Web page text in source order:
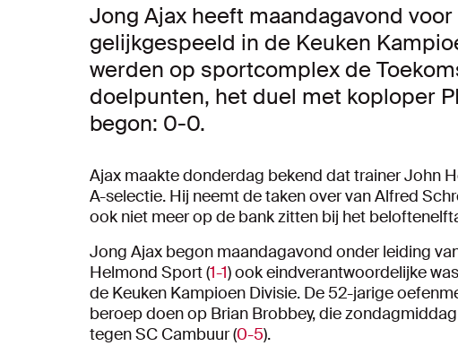
Jong Ajax heeft maandagavond
gelijkgespeeld in de Keuken
werden op sportcomplex de
doelpunten, het duel met koploper
begon: 0-0.
Ajax maakte donderdag bekend dat trainer John
A-selectie. Hij neemt de taken over van Alfred
ook niet meer op de bank zitten bij het
Jong Ajax begon maandagavond onder leiding
Helmond Sport (1-1) ook eindverantwoordelijke
de Keuken Kampioen Divisie. De 52-jarige
beroep doen op Brian Brobbey, die
tegen SC Cambuur (0-5).